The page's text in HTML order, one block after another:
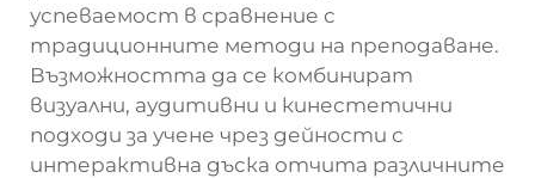
успеваемост в сравнение с
традиционните методи на преподаване.
Възможността да се комбинират
визуални, аудитивни и кинестетични
подходи за учене чрез дейности с
интерактивна дъска отчита различните